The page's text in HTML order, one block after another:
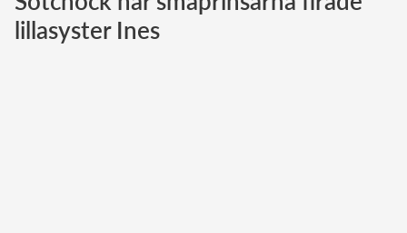
Norska kungahuset
lillasyster Ines